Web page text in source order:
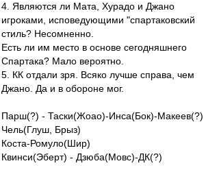
4. Являются ли Мата, Хурадо и Джано
игроками, исповедующими "спартаковский
стиль? Несомненно.
Есть ли им место в основе сегодняшнего
Спартака? Мало вероятно.
5. КК отдали зря. Всяко лучше справа, чем
Джано. Да и в обороне мог.
Парш(?) - Таски(Жоао)-Инса(Бок)-Макеев(?)
Чель(Глуш, Брыз)
Коста-Ромуло(Шир)
Квинси(Эберт) - Дзюба(Мовс)-ДК(?)